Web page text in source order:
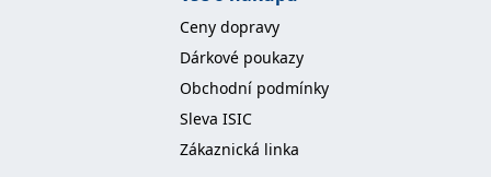
Ceny dopravy
Dárkové poukazy
Obchodní podmínky
Sleva ISIC
Zákaznická linka